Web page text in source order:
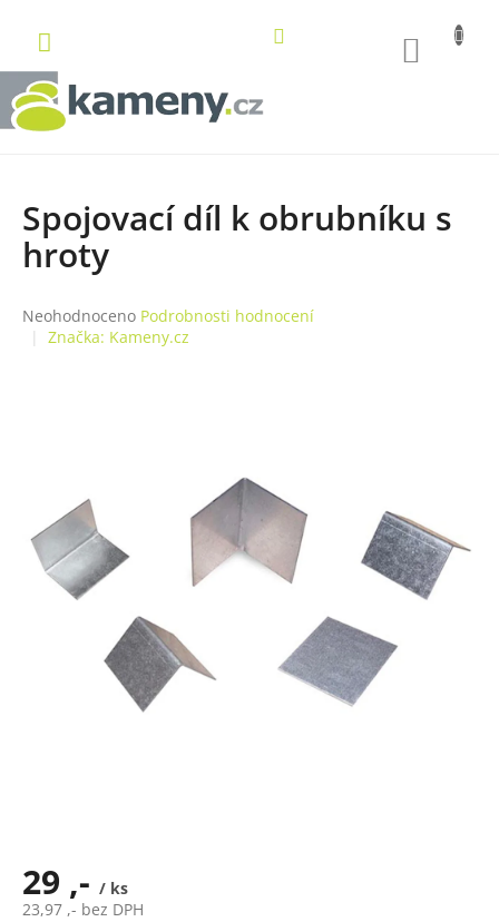
obsah
Spojovací díl k obrubníku s
hroty
Průměrné
hodnocení
Neohodnoceno Podrobnosti hodnocení
Značka: Kameny.cz
29 ,- / ks
23,97 ,- bez DPH